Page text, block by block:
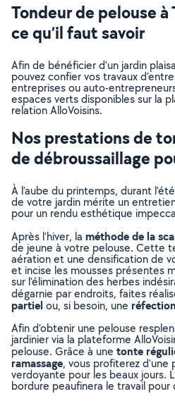
Tondeur de pelouse
ce qu’il faut savoir
Afin de bénéficier d’un jardin
pouvez confier vos travaux
entreprises ou auto-
espaces verts disponibles sur la
relation AlloVoisins.
Nos prestations de
de débroussaillage
À l’aube du printemps, durant
de votre jardin mérite un
pour un rendu esthétique
Après l’hiver, la méthode de la
de jeune à votre pelouse. Cette
aération et une densification de
et incise les mousses présentes
sur l’élimination des herbes
dégarnie par endroits, faites
partiel ou, si besoin, une
Afin d’obtenir une pelouse
jardinier via la plateforme
pelouse. Grâce à une tonte
ramassage, vous profiterez
verdoyante pour les beaux jours.
bordure peaufinera le travail